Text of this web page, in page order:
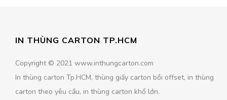
IN THÙNG CARTON TP.HCM
Copyright © 2021 www.inthungcarton.com
In thùng carton Tp.HCM, thùng giấy carton bồi offset, in thùng
carton theo yêu cầu, in thùng carton khổ lớn.